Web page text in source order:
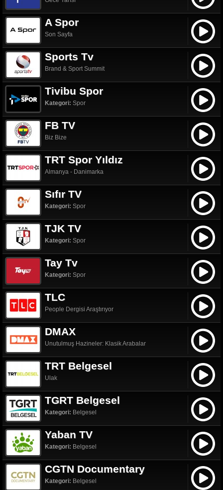
A Spor
Son Sayfa
Sports Tv
Brand & Sport Summit
Tivibu Spor
Kategori: Spor
FB TV
Biz Bize
TRT Spor Yıldız
Almanya - Danimarka
Sıfır TV
Kategori: Spor
TJK TV
Kategori: Spor
Tay Tv
Kategori: Spor
TLC
People Dergisi Araştırıyor
DMAX
Unutulmuş Hazineler: Klasik Arabalar
TRT Belgesel
Ulak
TGRT Belgesel
Kategori: Belgesel
Yaban TV
Kategori: Belgesel
CGTN Documentary
Kategori: Belgesel